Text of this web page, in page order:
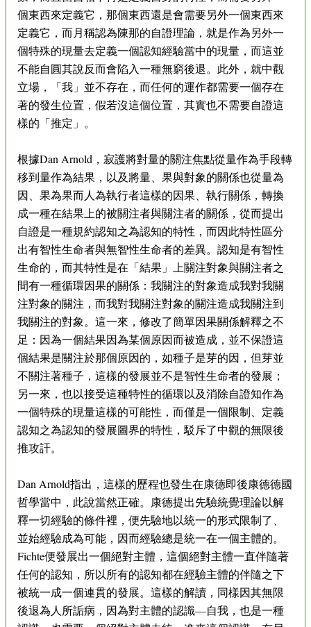
個東西來定義它，那個東西還是會需要另外一個東西來
定義它，而月稱認為陳那的自證理論，就是作為另外一
個特殊的現量去定義一個認知經驗當中的現量，而這並
不能自圓其說反而會陷入一種無窮後退。此外，就中觀
立場，「我」並不存在，而任何的運作都需要一個存在
著的發生位置，假若沒這個位置，其實也不需要自證這
樣的「推定」。
根據Dan Arnold，寂護將對量的關注焦點從量作為手段轉
移到量作為結果，以及將量、果與對象的關係也從量為
因、果為果而人為執行者這樣的因果、執行關係，轉換
成一種在結果上的被關注者與關注者的關係，從而提出
自證是一種規約認知之為認知的特性，而因此特性區分
出有智性生命者與無智性生命者的差異。認知是有智性
生命的，而其特性是在「結果」上關注對象與關注者之
間有一種循環因果的關係：我關注的對象造成我對我關
注對象的關注，而我對我關注對象的關注造成我關注到
我關注的對象。這一來，修改了簡單因果關係解釋之不
足：因為一個結果因為某個原因而被造成，並不保證這
個結果是關注於那個原因的，如種子是芽的因，但芽並
不關注著種子，這樣的發展並不是智性生命者的發展；
另一來，也以接受這種特性的循環以及消除自證知作為
一個特殊的現量這樣的可能性，而僅是一個限制、定義
認知之為認知的發展圖界的特性，駁斥了中觀的無限後
推攻訐。
Dan Arnold指出，這樣的歷程也發生在康德即後康德德國
哲學當中，此說當然正確。康德提出先驗統覺理論以解
釋一切經驗的條件裡，便先驗地以統一的形式限制了、
並始經驗成為可能，因而經驗總是統一在一個主體的。
Fichte便發展出一個絕對主體，這個絕對主體一直伴隨著
任何的認知，所以所有的認知都在經驗主體的伴隨之下
被統一成一個連貫的發展。這樣的解讀，同樣因其無限
後退為人所詬病，因為對主體的認識—自我，也是一種